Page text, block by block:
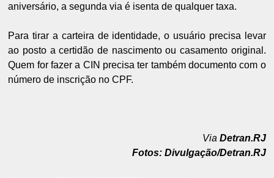
aniversário, a segunda via é isenta de qualquer taxa.
Para tirar a carteira de identidade, o usuário precisa levar
ao posto a certidão de nascimento ou casamento original.
Quem for fazer a CIN precisa ter também documento com o
número de inscrição no CPF.
Via Detran.RJ
Fotos: Divulgação/Detran.RJ